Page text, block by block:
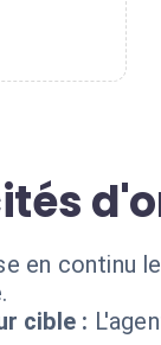
en continu
cible :